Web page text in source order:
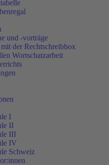
und -vorträge
der Rechtschreibbox
Wortschatzarbeit
I
II
III
IV
Schweiz